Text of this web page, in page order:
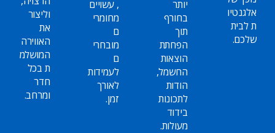
אלגנטיו
ת לבית
שלכם.
יותר
בחורף
תוך
הפחתת
הוצאות
החשמל,
הודות
לתכונות
בידוד
מעולות.
, עשויים
מחומרי
מובחרי
לעמידות
לאורך
זמן.
וליצור
האווירה
המושלמ
ת בכל
חדר
ומרחב.